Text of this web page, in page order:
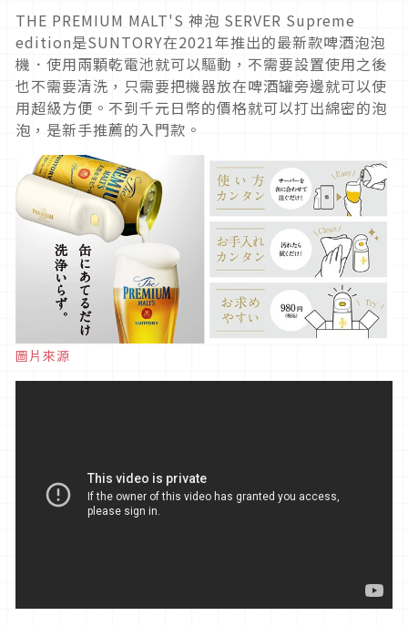
THE PREMIUM MALT'S 神泡 SERVER Supreme
edition是SUNTORY在2021年推出的最新款啤酒泡泡
機．使用兩顆乾電池就可以驅動，不需要設置使用之後
也不需要清洗，只需要把機器放在啤酒罐旁邊就可以使
用超級方便。不到千元日幣的價格就可以打出綿密的泡
泡，是新手推薦的入門款。
圖片來源